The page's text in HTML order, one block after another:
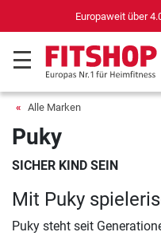
für Sportgeräte
Alle Marken
Puky
SICHER KIND SEIN
Mit Puky
Puky steht seit